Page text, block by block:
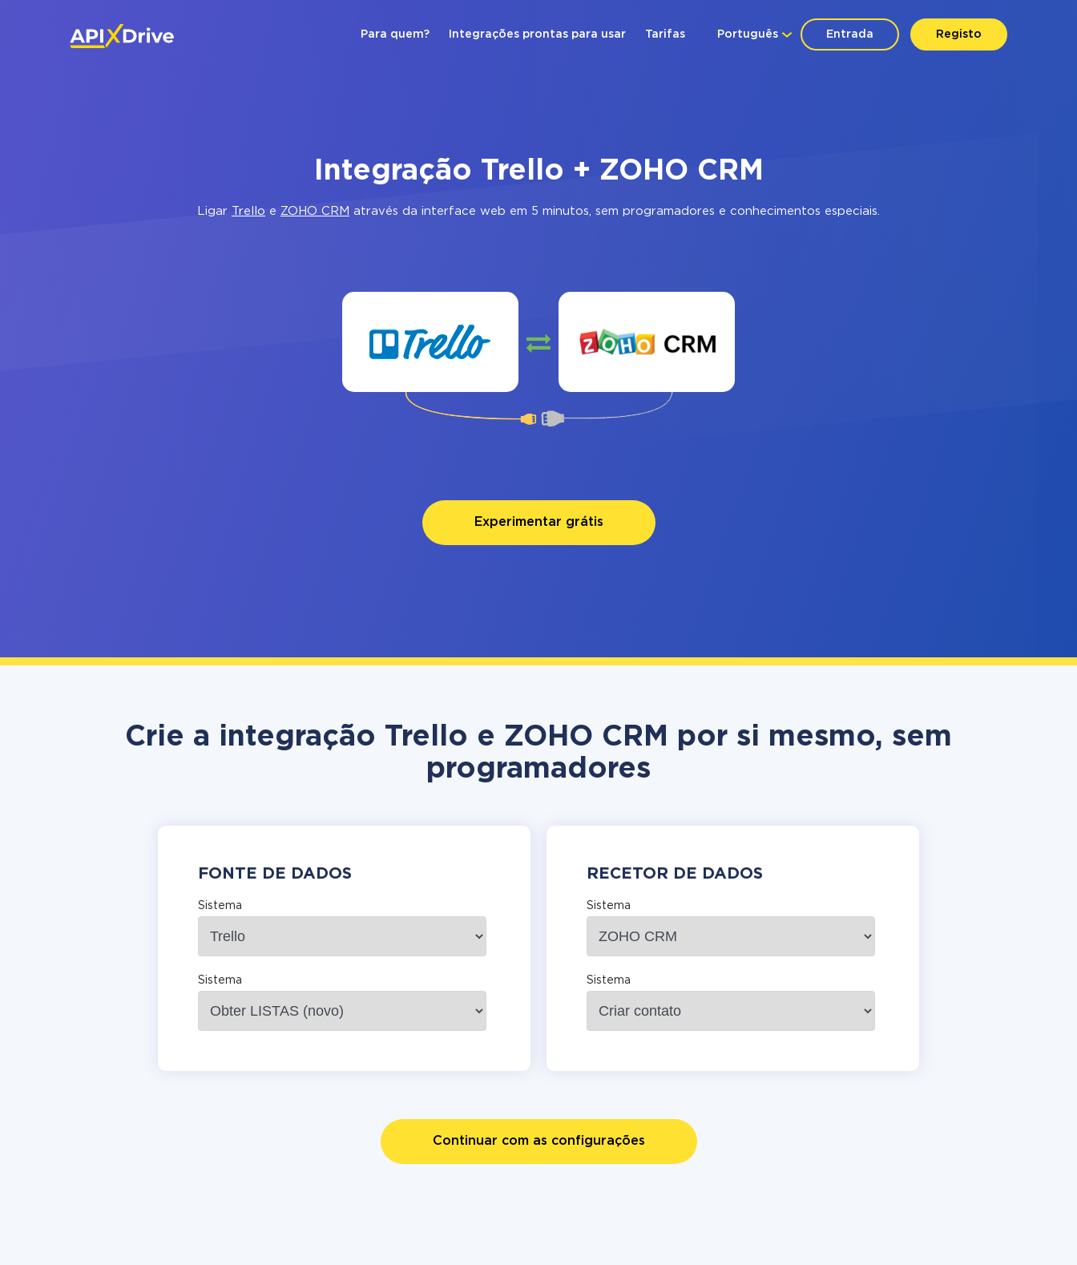
Entrada Registo
Português
Para quem? Integrações prontas para usar Tarifas
Integração Trello + ZOHO CRM
Ligar Trello e ZOHO CRM através da interface web em 5 minutos, sem programadores e conhecimentos especiais.
Experimentar grátis
Crie a integração Trello e ZOHO CRM por si mesmo, sem
programadores
FONTE DE DADOS
Sistema
Sistema
RECETOR DE DADOS
Sistema
Sistema
Continuar com as configurações